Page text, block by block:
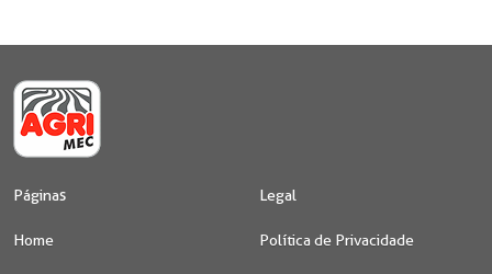
Páginas
Home
Legal
Política de Privacidade